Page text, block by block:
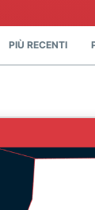
di
protezione
dell'identità,
monitoraggio
PIÙ RECENTI